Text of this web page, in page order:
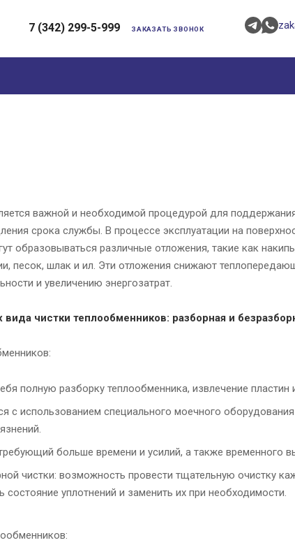
7 (342) 299-5-999 ЗАКАЗАТЬ ЗВОНОК
важной и необходимой процедурой для
срока службы. В процессе эксплуатации на
образовываться различные отложения, такие как
песок, шлак и ил. Эти отложения снижают
и увеличению энергозатрат.
чистки теплообменников: разборная и
полную разборку теплообменника, извлечение пластин
с использованием специального моечного
больше времени и усилий, а также временного
чистки: возможность провести тщательную очистку
состояние уплотнений и заменить их при необходимости.